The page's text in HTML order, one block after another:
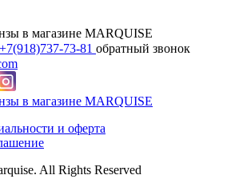
+7(918)737-73-81 обратный звонок
и оферта
All Rights Reserved